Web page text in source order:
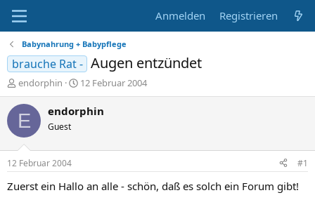
Anmelden Registrieren
Babynahrung + Babypflege
brauche Rat - Augen entzündet
E
r
s
e
r
endorphin
E
r
s
t
t
a
12 Februar 2004
E endorphin
Guest
12 Februar 2004 #1
Zuerst ein Hallo an alle - schön, daß es solch ein Forum gibt!